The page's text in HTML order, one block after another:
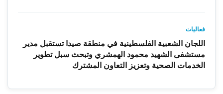
فعاليات
اللجان الشعبية الفلسطينية في منطقة صيدا تستقبل مدير
مستشفى الشهيد محمود الهمشري وتبحث سبل تطوير
الخدمات الصحية وتعزيز التعاون المشترك